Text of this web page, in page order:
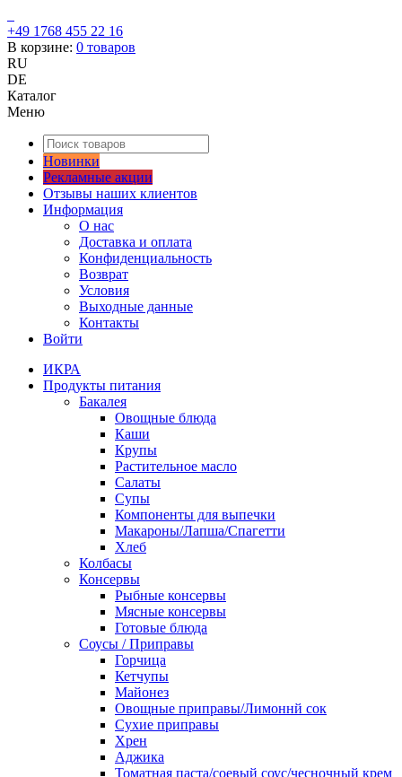
+49 1768 455 22 16
В корзине: 0 товаров
RU
DE
Каталог
Меню
Новинки
Рекламные акции
Отзывы наших клиентов
Информация
О нас
Доставка и оплата
Конфиденциальность
Возврат
Условия
Выходные данные
Контакты
Войти
ИКРА
Продукты питания
Бакалея
Овощные блюда
Каши
Крупы
Растительное масло
Салаты
Супы
Компоненты для выпечки
Макароны/Лапша/Спагетти
Хлеб
Колбасы
Консервы
Рыбные консервы
Мясные консервы
Готовые блюда
Соусы / Приправы
Горчица
Кетчупы
Майонез
Овощные приправы/Лимоннй сок
Сухие приправы
Хрен
Аджика
Томатная паста/соевый соус/чесночный крем